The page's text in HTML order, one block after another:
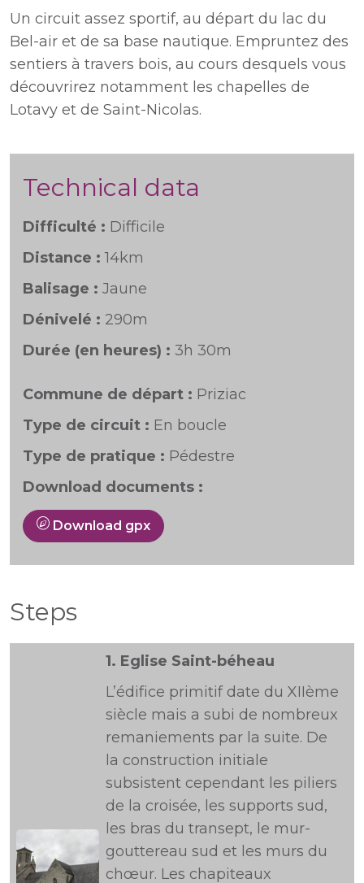
Un circuit assez sportif, au départ du lac du
Bel-air et de sa base nautique. Empruntez des
sentiers à travers bois, au cours desquels vous
découvrirez notamment les chapelles de
Lotavy et de Saint-Nicolas.
Technical data
Difficulté : Difficile
Distance : 14km
Balisage : Jaune
Dénivelé : 290m
Durée (en heures) : 3h 30m
Commune de départ : Priziac
Type de circuit : En boucle
Type de pratique : Pédestre
Download documents :
Download gpx
Steps
1. Eglise Saint-béheau
L’édifice primitif date du XIIème
siècle mais a subi de nombreux
remaniements par la suite. De
la construction initiale
subsistent cependant les piliers
de la croisée, les supports sud,
les bras du transept, le mur-
gouttereau sud et les murs du
chœur. Les chapiteaux